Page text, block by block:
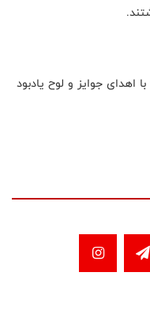
اهدای جوایز و لوح یادبود